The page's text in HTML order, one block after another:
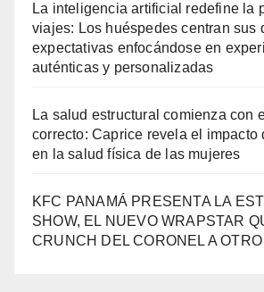
La inteligencia artificial redefine la
viajes: Los huéspedes centran sus
expectativas enfocándose en
auténticas y personalizadas
La salud estructural comienza con
correcto: Caprice revela el impacto
en la salud física de las mujeres
KFC PANAMÁ PRESENTA LA
SHOW, EL NUEVO WRAPSTAR
CRUNCH DEL CORONEL A